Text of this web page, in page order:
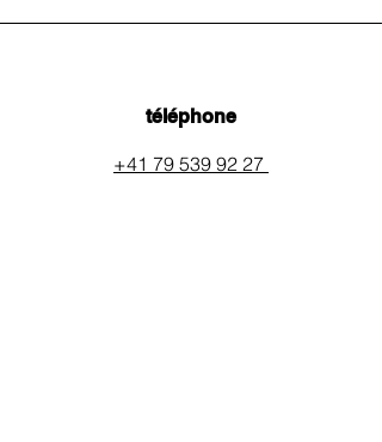
téléphone
+41 79 539 92 27